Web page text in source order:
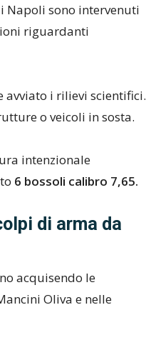
Napoli sono intervenuti
riguardanti
avviato i rilievi scientifici.
o veicoli in sosta.
intenzionale
6 bossoli calibro 7,65.
di arma da
acquisendo le
Oliva e nelle